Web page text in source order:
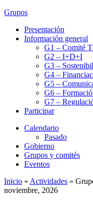
Grupos
Presentación
Información general
G1 – Comité
G2 – I+D+I
G3 –
G4 –
G5 –
G6 –
G7 –
Participar
Calendario
Pasado
Gobierno
Grupos y comités
Eventos
Inicio » Actividades »
noviembre, 2026